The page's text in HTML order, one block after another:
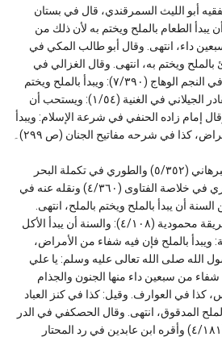
أبو الليث السمرقندي، قال في بستان
ويستحب أن يبدأ الطعام بالملح ويختم به لأن ذلك من
داء، انتهى. وقال أبو طالب المكي في
(٢/٣٠٠): ويبتدئ بالملح ويختم به، انتهى. وقال الغزالي في
الإحياء (٢/٥) ونقله الدميري في النجم الوهاج (٧/٣٩٠): ويبدأ بالملح ويختم
به، انتهى. وقال الشيخ عبد القادر الجيلاني في الغنية (١/٥٤): ويستحب أن
إمام زاده الحنفي في شرعة الإسلام: ويبدأ
كذا في شرحه مفاتيح الجنان (ص ٢٩٩)۔
وقال ابن مازة في المحيط البرهاني (٥/٣٥٢) والطوري في تكملة البحر
الرائق (٨/٢٠٩) وطاهر البخاري في خلاصة الفتاوى (٤/٣٦٠) ونقله عنه في
(٥/٣٣٧): ومن السنة أن يبدأ بالملح ويختم بالملح، انتهى.
وقال أبو سعيد الخادمي في بريقة محمودية (٤/١٠٨): والسنة أن يبدأ الأكل
ويبدأ بالملح فإن فيه شفاء من الأمراض،
صلى الله تعالى عليه وسلم: يا علي
شفاء من سبعين داء منها الجنون والجذام
كذا في العوارف. وقيل: كذا في كنز العباد
المدقوق، انتهى. وقال الحصكفي في الدر
المنتقى شرح ملتقى الأبحر (٤/١٨١) وأقره ابن عابدين في رد المحتار